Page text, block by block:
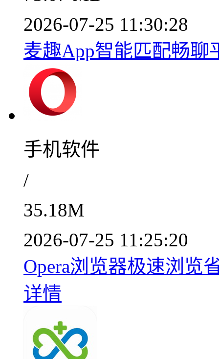
2026-07-25 11:30:28
麦趣App智能匹配畅聊
手机软件
/
35.18M
2026-07-25 11:25:20
Opera浏览器极速浏览
详情